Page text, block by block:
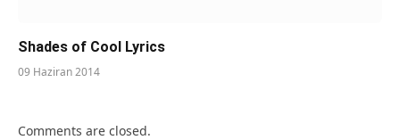
Shades of Cool Lyrics
09 Haziran 2014
Comments are closed.